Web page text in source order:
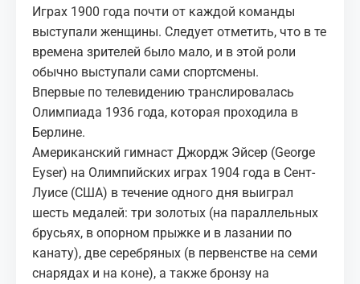
Играх 1900 года почти от каждой команды
выступали женщины. Следует отметить, что в те
времена зрителей было мало, и в этой роли
обычно выступали сами спортсмены.
Впервые по телевидению транслировалась
Олимпиада 1936 года, которая проходила в
Берлине.
Американский гимнаст Джордж Эйсер (George
Eyser) на Олимпийских играх 1904 года в Сент-
Луисе (США) в течение одного дня выиграл
шесть медалей: три золотых (на параллельных
брусьях, в опорном прыжке и в лазании по
канату), две серебряных (в первенстве на семи
снарядах и на коне), а также бронзу на